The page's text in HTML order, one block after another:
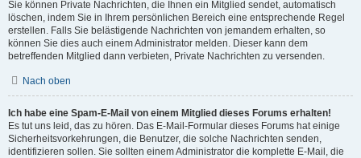
Sie können Private Nachrichten, die Ihnen ein Mitglied sendet, automatisch
löschen, indem Sie in Ihrem persönlichen Bereich eine entsprechende Regel
erstellen. Falls Sie belästigende Nachrichten von jemandem erhalten, so
können Sie dies auch einem Administrator melden. Dieser kann dem
betreffenden Mitglied dann verbieten, Private Nachrichten zu versenden.
Nach oben
Ich habe eine Spam-E-Mail von einem Mitglied dieses Forums erhalten!
Es tut uns leid, das zu hören. Das E-Mail-Formular dieses Forums hat einige
Sicherheitsvorkehrungen, die Benutzer, die solche Nachrichten senden,
identifizieren sollen. Sie sollten einem Administrator die komplette E-Mail, die